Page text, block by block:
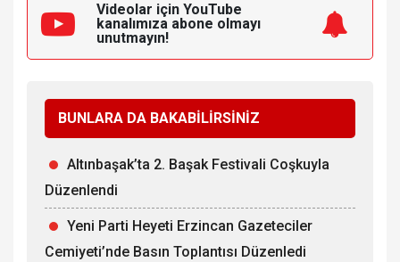
Videolar için YouTube
kanalımıza abone olmayı
unutmayın!
BUNLARA DA BAKABİLİRSİNİZ
Altınbaşak’ta 2. Başak Festivali Coşkuyla
Düzenlendi
Yeni Parti Heyeti Erzincan Gazeteciler
Cemiyeti’nde Basın Toplantısı Düzenledi